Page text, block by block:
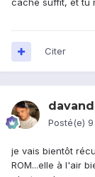
cache suffit, et tu
Citer
Posté(e)
je vais bientôt
ROM...elle à l'air